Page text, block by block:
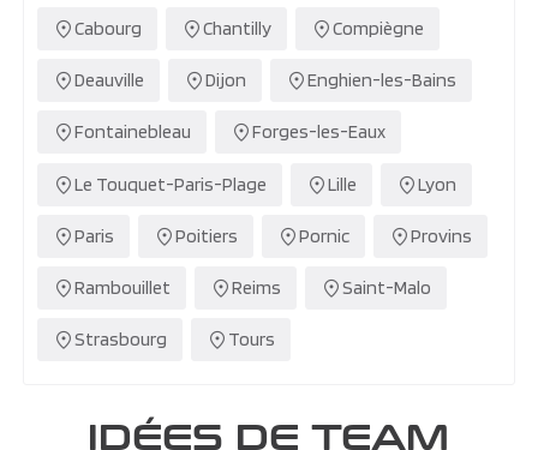
Cabourg Chantilly Compiègne
Deauville Dijon Enghien-les-Bains
Fontainebleau Forges-les-Eaux
Le Touquet-Paris-Plage Lille Lyon
Paris Poitiers Pornic Provins
Rambouillet Reims Saint-Malo
Strasbourg Tours
IDÉES DE TEAM